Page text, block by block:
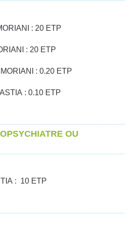
: 20 ETP
: 20 ETP
: 0.20 ETP
: 0.10 ETP
OU
: 10 ETP